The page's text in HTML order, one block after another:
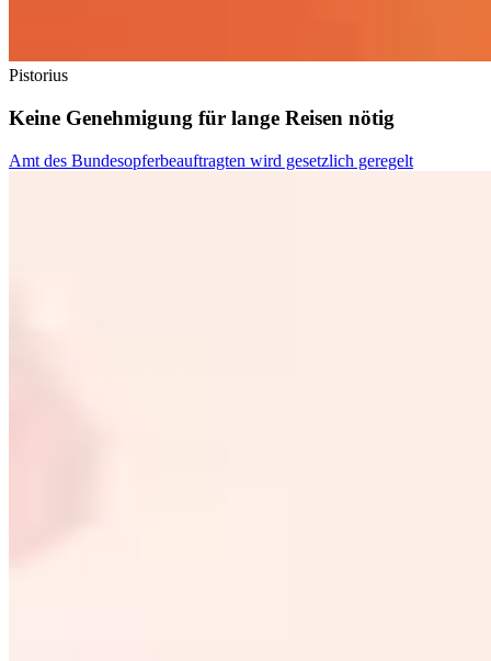
Pistorius
Keine Genehmigung für lange Reisen nötig
Amt des Bundesopferbeauftragten wird gesetzlich geregelt